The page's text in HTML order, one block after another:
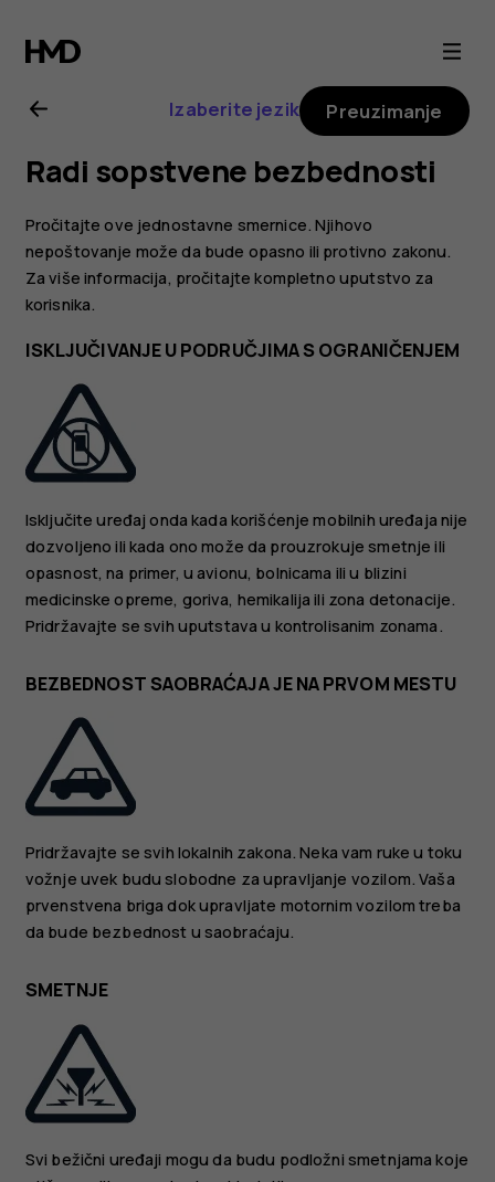
Nokia
2.1
uputstvo
za
korisnika
Izaberite jezik Preuzimanje
Radi sopstvene bezbednosti
Pročitajte ove jednostavne smernice. Njihovo
nepoštovanje može da bude opasno ili protivno zakonu.
Za više informacija, pročitajte kompletno uputstvo za
korisnika.
ISKLJUČIVANJE U PODRUČJIMA S OGRANIČENJEM
Isključite uređaj onda kada korišćenje mobilnih uređaja nije
dozvoljeno ili kada ono može da prouzrokuje smetnje ili
opasnost, na primer, u avionu, bolnicama ili u blizini
medicinske opreme, goriva, hemikalija ili zona detonacije.
Pridržavajte se svih uputstava u kontrolisanim zonama.
BEZBEDNOST SAOBRAĆAJA JE NA PRVOM MESTU
Pridržavajte se svih lokalnih zakona. Neka vam ruke u toku
vožnje uvek budu slobodne za upravljanje vozilom. Vaša
prvenstvena briga dok upravljate motornim vozilom treba
da bude bezbednost u saobraćaju.
SMETNJE
Svi bežični uređaji mogu da budu podložni smetnjama koje